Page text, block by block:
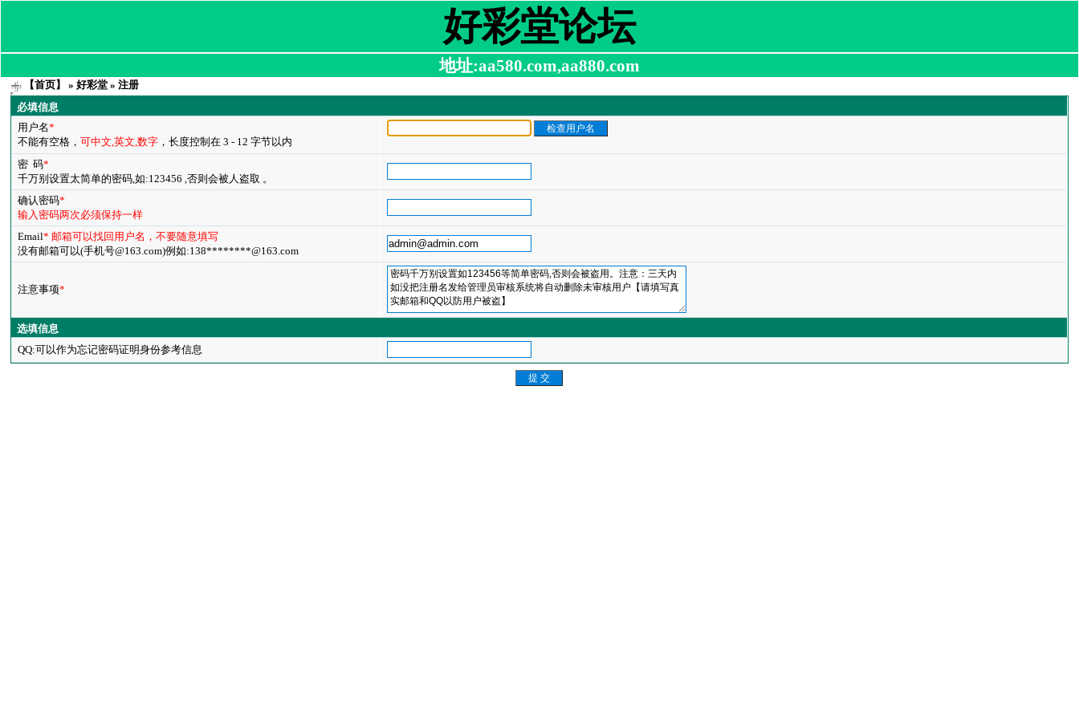
好彩堂论坛
地址:aa580.com,aa880.com
【首页】 »好彩堂» 注册
必填信息
用户名*
不能有空格，可中文,英文,数字 ，长度控制在 3 - 12 字节以内
密 码*
千万别设置太简单的密码,如:123456 ,否则会被人盗取 。
确认密码*
输入密码两次必须保持一样
Email* 邮箱可以找回用户名，不要随意填写
没有邮箱可以(手机号@163.com)例如:138********@163.com
注意事项*
选填信息
QQ:可以作为忘记密码证明身份参考信息